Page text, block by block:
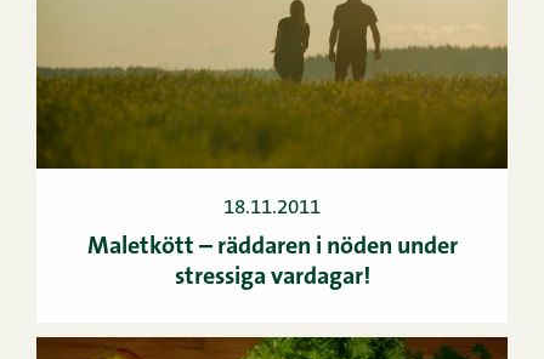
18.11.2011
Maletkött – räddaren i nöden under
stressiga vardagar!